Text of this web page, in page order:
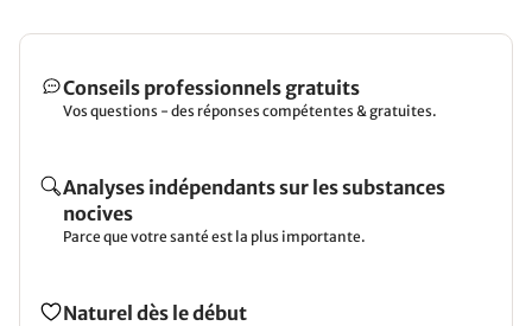
Conseils professionnels gratuits
Vos questions - des réponses compétentes & gratuites.
Analyses indépendants sur les substances
nocives
Parce que votre santé est la plus importante.
Naturel dès le début